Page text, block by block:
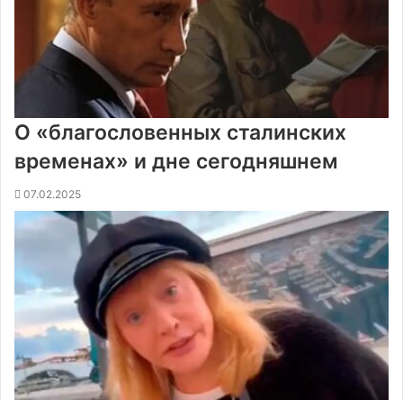
О «благословенных сталинских
временах» и дне сегодняшнем
07.02.2025